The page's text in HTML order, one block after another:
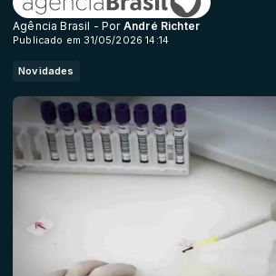
Agência Brasil - Por André Richter
Publicado em 31/05/2026 14:14
Novidades